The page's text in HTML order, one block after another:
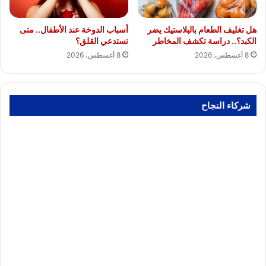
هل تغليف الطعام بالبلاستيك يضر
الكبد؟.. دراسة تكشف المخاطر
8 أغسطس، 2026
أسباب الدوخة عند الأطفال.. متى
تستدعي القلق؟
8 أغسطس، 2026
شركاء النجاح